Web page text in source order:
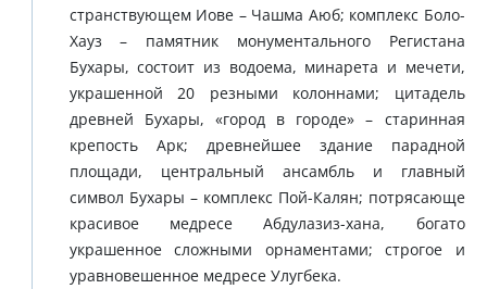
странствующем Иове – Чашма Аюб; комплекс Боло-
Хауз – памятник монументального Регистана
Бухары, состоит из водоема, минарета и мечети,
украшенной 20 резными колоннами; цитадель
древней Бухары, «город в городе» – старинная
крепость Арк; древнейшее здание парадной
площади, центральный ансамбль и главный
символ Бухары – комплекс Пой-Калян; потрясающе
красивое медресе Абдулазиз-хана, богато
украшенное сложными орнаментами; строгое и
уравновешенное медресе Улугбека.